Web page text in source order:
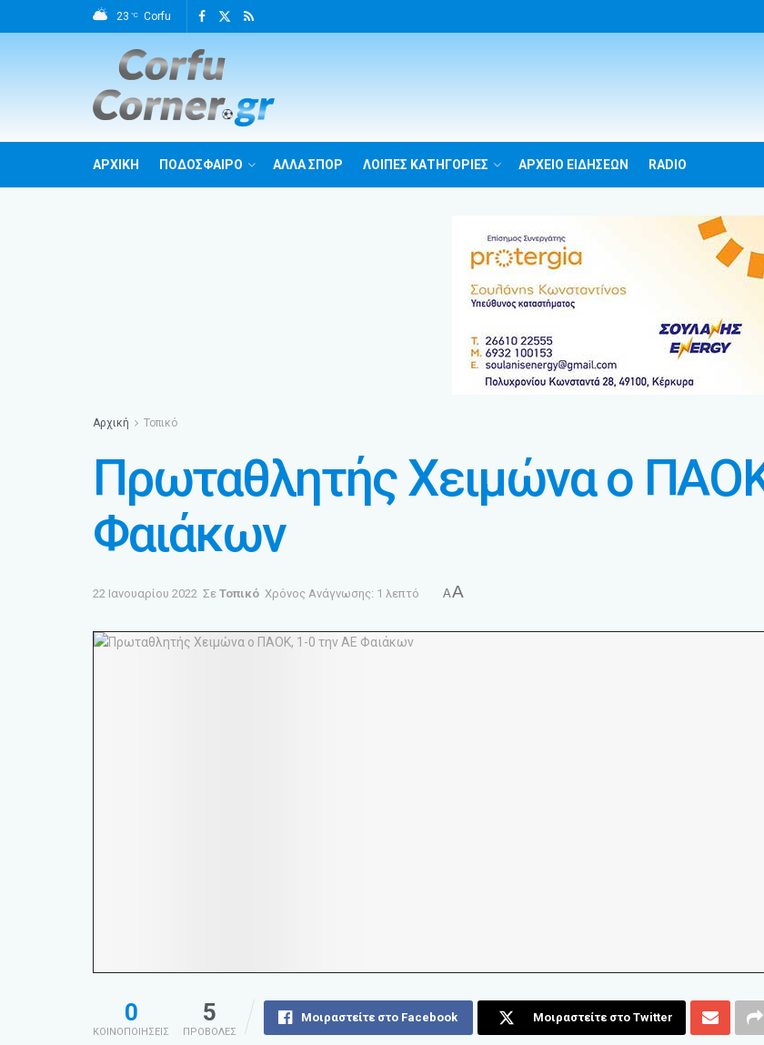
23 °C Corfu
ΑΡΧΙΚΗ ΠΟΔΟΣΦΑΙΡΟ ΑΛΛΑ ΣΠΟΡ ΛΟΙΠΕΣ ΚΑΤΗΓΟΡΙΕΣ ΑΡΧΕΙΟ ΕΙΔΗΣΕΩΝ RADIO
Αρχική Τοπικό
Πρωταθλητής Χειμώνα ο
Φαιάκων
22 Ιανουαρίου 2022 Σε Τοπικό Χρόνος Ανάγνωσης: 1 λεπτό AA
0
ΚΟΙΝΟΠΟΙΗΣΕΙΣ
5
ΠΡΟΒΟΛΕΣ
Μοιραστείτε στο Facebook Μοιραστείτε στο Twitter